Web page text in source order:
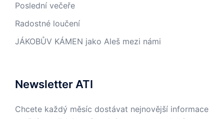
Poslední večeře
Radostné loučení
JÁKOBŮV KÁMEN jako Aleš mezi námi
Newsletter ATI
Chcete každý měsíc dostávat nejnovější informace